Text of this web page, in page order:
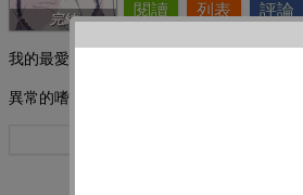
完結 閱讀 列表 評論
我的最愛：
異常的嗜好